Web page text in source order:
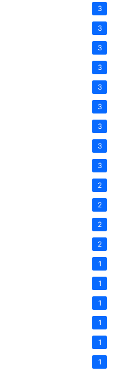
3
3
3
3
3
3
3
3
3
2
2
2
2
1
1
1
1
1
1